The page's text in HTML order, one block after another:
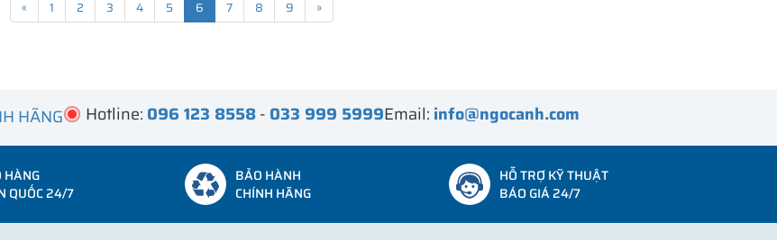
« 1 2 3 4 5 6 7 8 9 »
HÃNG Hotline: 096 123 8558- 033 999 5999Email: info@ngocanh.com
HÀNG
QUỐC 24/7
BẢO HÀNH
CHÍNH HÃNG
HỖ TRỢ KỸ THUẬT
BÁO GIÁ 24/7